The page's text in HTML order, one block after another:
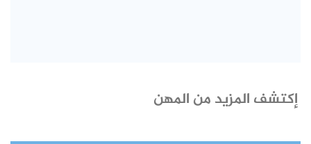
إكتشف المزيد من المهن